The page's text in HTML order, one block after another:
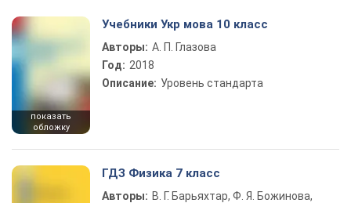
Play Video
показать
обложку
Учебники Укр мова 10 класс
Авторы: А. П. Глазова
Год: 2018
Описание: Уровень стандарта
ГДЗ Физика 7 класс
Авторы: В. Г. Барьяхтар, Ф. Я. Божинова,